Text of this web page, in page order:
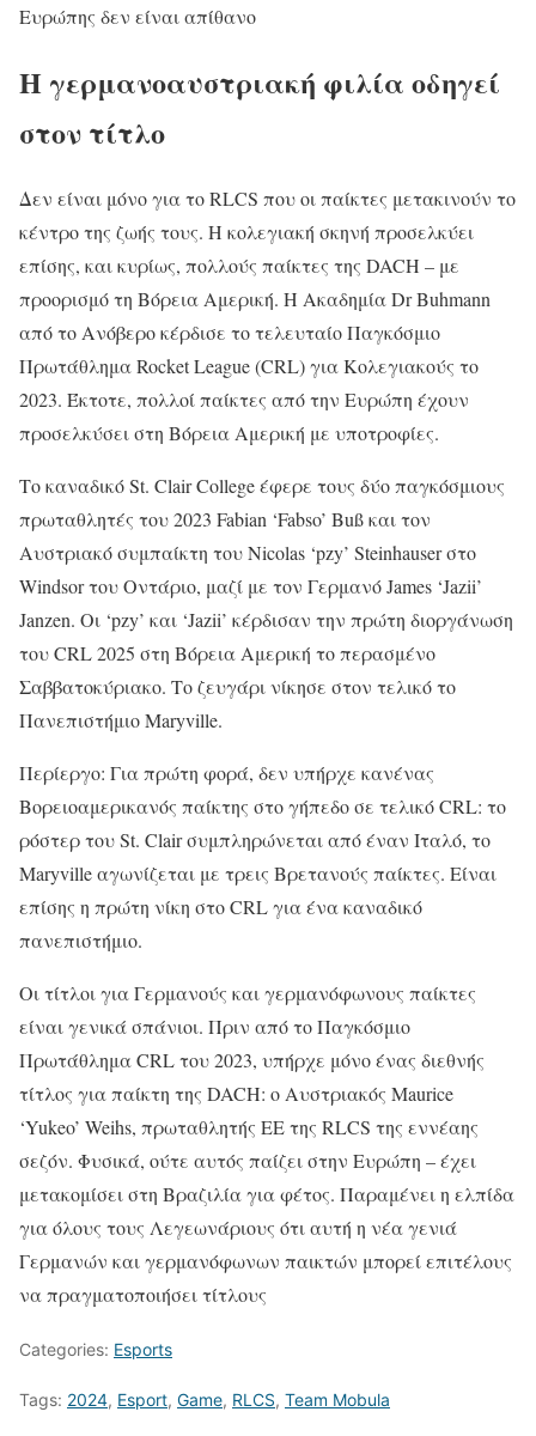
Ευρώπης δεν είναι απίθανο
Η γερμανοαυστριακή φιλία οδηγεί
στον τίτλο
Δεν είναι μόνο για το RLCS που οι παίκτες μετακινούν το
κέντρο της ζωής τους. Η κολεγιακή σκηνή προσελκύει
επίσης, και κυρίως, πολλούς παίκτες της DACH – με
προορισμό τη Βόρεια Αμερική. Η Ακαδημία Dr Buhmann
από το Ανόβερο κέρδισε το τελευταίο Παγκόσμιο
Πρωτάθλημα Rocket League (CRL) για Κολεγιακούς το
2023. Έκτοτε, πολλοί παίκτες από την Ευρώπη έχουν
προσελκύσει στη Βόρεια Αμερική με υποτροφίες.
Το καναδικό St. Clair College έφερε τους δύο παγκόσμιους
πρωταθλητές του 2023 Fabian ‘Fabso’ Buß και τον
Αυστριακό συμπαίκτη του Nicolas ‘pzy’ Steinhauser στο
Windsor του Οντάριο, μαζί με τον Γερμανό James ‘Jazii’
Janzen. Οι ‘pzy’ και ‘Jazii’ κέρδισαν την πρώτη διοργάνωση
του CRL 2025 στη Βόρεια Αμερική το περασμένο
Σαββατοκύριακο. Το ζευγάρι νίκησε στον τελικό το
Πανεπιστήμιο Maryville.
Περίεργο: Για πρώτη φορά, δεν υπήρχε κανένας
Βορειοαμερικανός παίκτης στο γήπεδο σε τελικό CRL: το
ρόστερ του St. Clair συμπληρώνεται από έναν Ιταλό, το
Maryville αγωνίζεται με τρεις Βρετανούς παίκτες. Είναι
επίσης η πρώτη νίκη στο CRL για ένα καναδικό
πανεπιστήμιο.
Οι τίτλοι για Γερμανούς και γερμανόφωνους παίκτες
είναι γενικά σπάνιοι. Πριν από το Παγκόσμιο
Πρωτάθλημα CRL του 2023, υπήρχε μόνο ένας διεθνής
τίτλος για παίκτη της DACH: ο Αυστριακός Maurice
‘Yukeo’ Weihs, πρωταθλητής ΕΕ της RLCS της εννέαης
σεζόν. Φυσικά, ούτε αυτός παίζει στην Ευρώπη – έχει
μετακομίσει στη Βραζιλία για φέτος. Παραμένει η ελπίδα
για όλους τους Λεγεωνάριους ότι αυτή η νέα γενιά
Γερμανών και γερμανόφωνων παικτών μπορεί επιτέλους
να πραγματοποιήσει τίτλους
Categories: Esports
Tags: 2024, Esport, Game, RLCS, Team Mobula